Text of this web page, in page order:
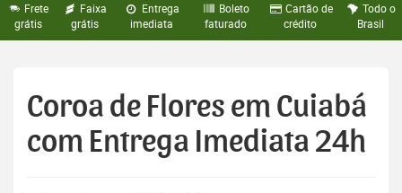
Frete
grátis
Faixa
grátis
Entrega
imediata
Boleto
faturado
Cartão de
crédito
Todo o
Brasil
Coroa de Flores em Cuiabá
com Entrega Imediata 24h